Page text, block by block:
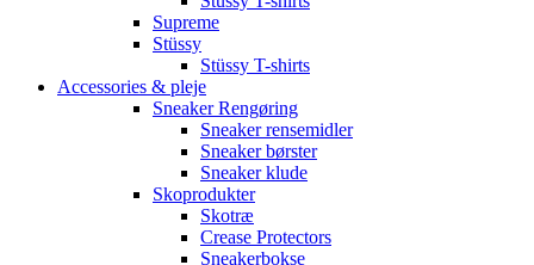
Supreme
Stüssy
Stüssy T-shirts
Accessories & pleje
Sneaker Rengøring
Sneaker rensemidler
Sneaker børster
Sneaker klude
Skoprodukter
Skotræ
Crease Protectors
Sneakerbokse